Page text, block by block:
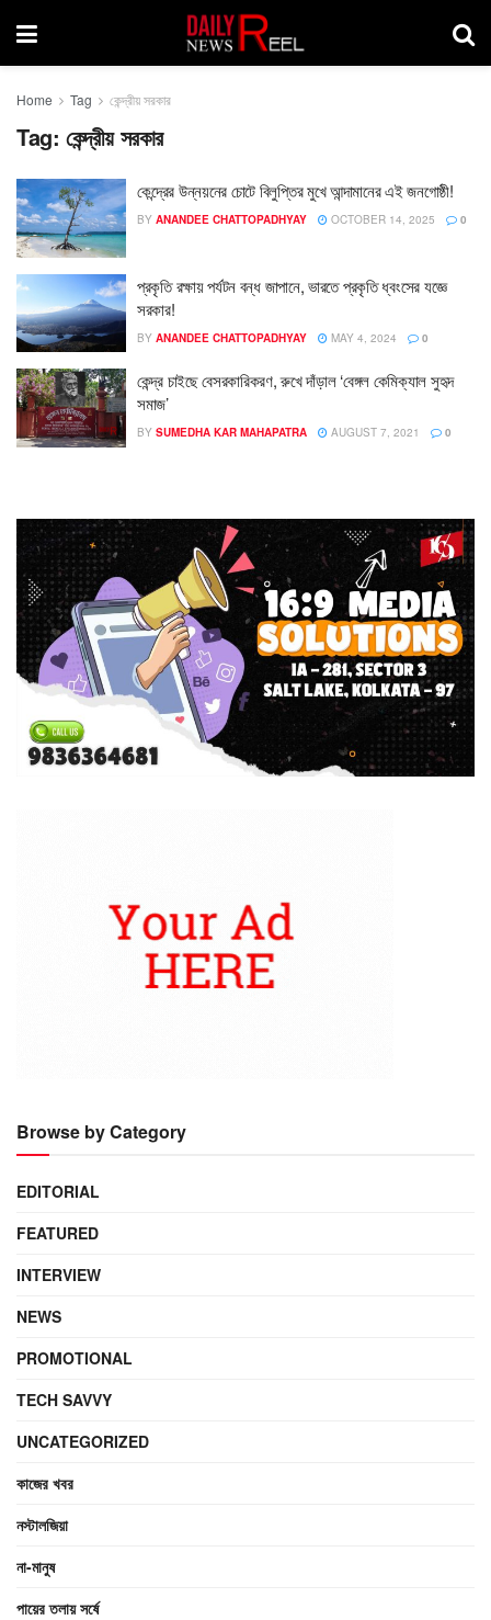
Home Tag কেন্দ্রীয় সরকার
Tag: কেন্দ্রীয় সরকার
কেন্দ্রের উন্নয়নের চোটে বিলুপ্তির মুখে আন্দামানের এই জনগোষ্ঠী!
BY ANANDEE CHATTOPADHYAY OCTOBER 14, 2025 0
প্রকৃতি রক্ষায় পর্যটন বন্ধ জাপানে, ভারতে প্রকৃতি ধ্বংসের যজ্ঞে
সরকার!
BY ANANDEE CHATTOPADHYAY MAY 4, 2024 0
কেন্দ্র চাইছে বেসরকারিকরণ, রুখে দাঁড়াল ‘বেঙ্গল কেমিক্যাল সুহৃদ
সমাজ’
BY SUMEDHA KAR MAHAPATRA AUGUST 7, 2021 0
Browse by Category
EDITORIAL
FEATURED
INTERVIEW
NEWS
PROMOTIONAL
TECH SAVVY
UNCATEGORIZED
কাজের খবর
নস্টালজিয়া
না-মানুষ
পায়ের তলায় সর্ষে